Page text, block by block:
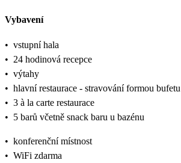
Vybavení
• vstupní hala
• 24 hodinová recepce
• výtahy
• hlavní restaurace - stravování formou bufetu
• 3 à la carte restaurace
• 5 barů včetně snack baru u bazénu
• konferenční místnost
• WiFi zdarma